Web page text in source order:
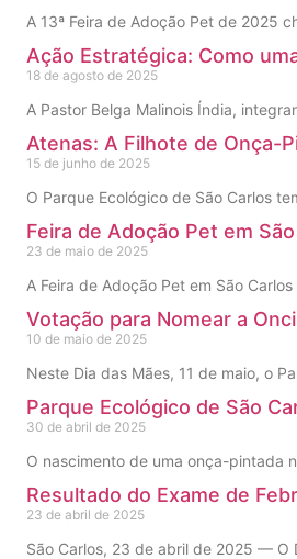
A 13ª Feira de Adoção Pet de 2025
Ação Estratégica: Como
18 de agosto de 2025
A Pastor Belga Malinois Índia,
Atenas: A Filhote de Onça-
15 de junho de 2025
O Parque Ecológico de São Carlos
Feira de Adoção Pet em
23 de maio de 2025
A Feira de Adoção Pet em São
Votação para Nomear a
10 de maio de 2025
Neste Dia das Mães, 11 de maio, o
Parque Ecológico de São
30 de abril de 2025
O nascimento de uma onça-pintada
Resultado do Exame de
23 de abril de 2025
São Carlos, 23 de abril de 2025 — O